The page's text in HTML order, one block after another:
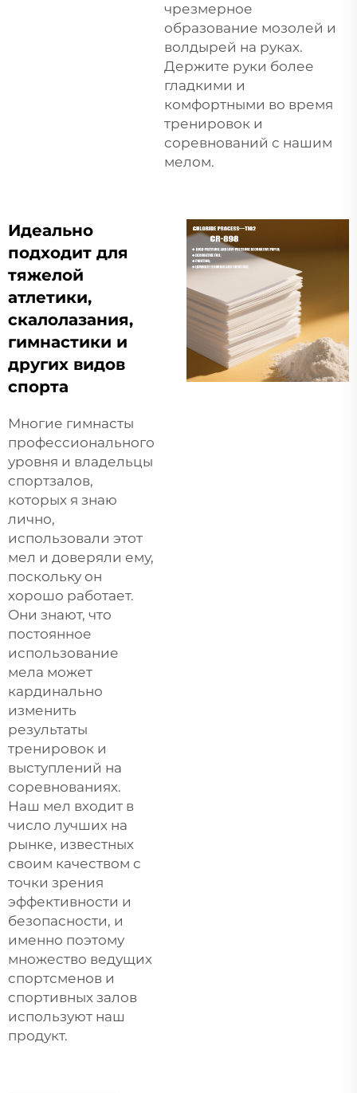
чрезмерное
образование мозолей и
волдырей на руках.
Держите руки более
гладкими и
комфортными во время
тренировок и
соревнований с нашим
мелом.
Идеально
подходит для
тяжелой
атлетики,
скалолазания,
гимнастики и
других видов
спорта
Многие гимнасты
профессионального
уровня и владельцы
спортзалов,
которых я знаю
лично,
использовали этот
мел и доверяли ему,
поскольку он
хорошо работает.
Они знают, что
постоянное
использование
мела может
кардинально
изменить
результаты
тренировок и
выступлений на
соревнованиях.
Наш мел входит в
число лучших на
рынке, известных
своим качеством с
точки зрения
эффективности и
безопасности, и
именно поэтому
множество ведущих
спортсменов и
спортивных залов
используют наш
продукт.